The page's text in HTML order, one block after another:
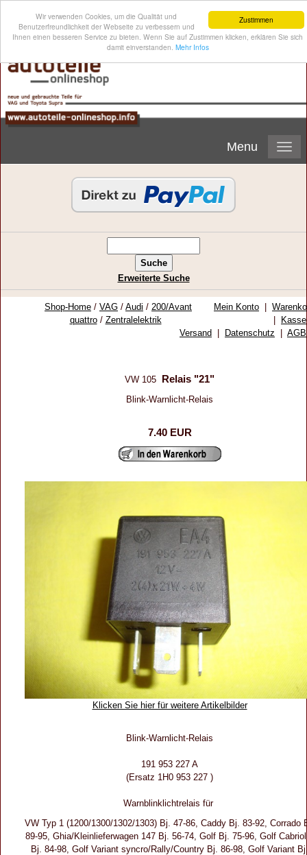
Zustimmen
Wir verwenden Cookies, um die Qualität und
Benutzerfreundlichkeit der Webseite zu verbessern und
Ihnen einen besseren Service zu bieten. Wenn Sie auf Zustimmen klicken, erklären Sie sich
damit einverstanden. Mehr Infos
Menu
Erweiterte Suche
Shop-Home / VAG / Audi / 200/Avant
quattro/ Zentralelektrik
Mein Konto
Kasse
Versand
Datenschutz AGB
VW 105 Relais "21"
Blink-Warnlicht-Relais
7.40 EUR
Klicken Sie hier für weitere Artikelbilder
Blink-Warnlicht-Relais
191 953 227 A
(Ersatz 1H0 953 227 )
Warnblinklichtrelais für
VW Typ 1 (1200/1300/1302/1303) Bj. 47-86, Caddy Bj. 83-92, Corrado
89-95, Ghia/Kleinlieferwagen 147 Bj. 56-74, Golf Bj. 75-96, Golf
Bj. 84-98, Golf Variant syncro/Rally/Country Bj. 86-98, Golf Variant